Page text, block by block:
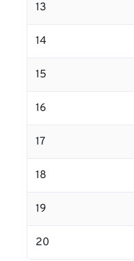
13
14
15
16
17
18
19
20